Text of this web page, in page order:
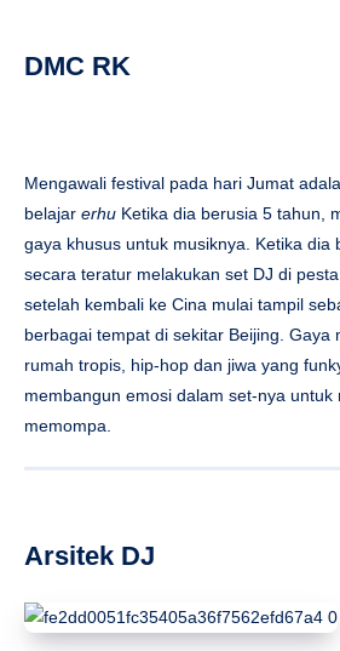
DMC RK
Mengawali festival pada hari Jumat
belajar erhu Ketika dia berusia 5 tahun,
gaya khusus untuk musiknya. Ketika dia
secara teratur melakukan set DJ di
setelah kembali ke Cina mulai tampil
berbagai tempat di sekitar Beijing. Gaya
rumah tropis, hip-hop dan jiwa yang
membangun emosi dalam set-nya untuk
memompa.
Arsitek DJ